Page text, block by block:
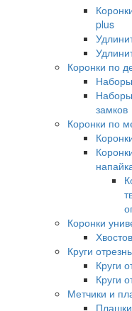
plus
Коронки по
замков
Коронки по
Коронки
Круги
Круги
Круги
Метчики и
Плашки